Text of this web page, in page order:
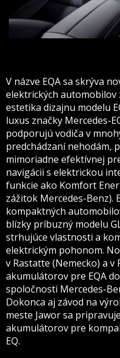
V názve EQA sa skrýva
elektrických automobilov
estetika dizajnu modelu
luxus značky Mercedes-
podporujú vodiča v
predchádzaní nehodám,
mimoriadne efektívnej
navigácii s elektrickou
funkcie ako Komfort
zážitok Mercedes-Benz).
kompaktných
blízky príbuzný modelu
strhujúce vlastnosti a
elektrickým pohonom.
v Rastatte (Nemecko) a v
akumulátorov pre EQA
spoločnosti Mercedes-
Dokonca aj závod na
meste Jawor sa
akumulátorov pre
EQ.